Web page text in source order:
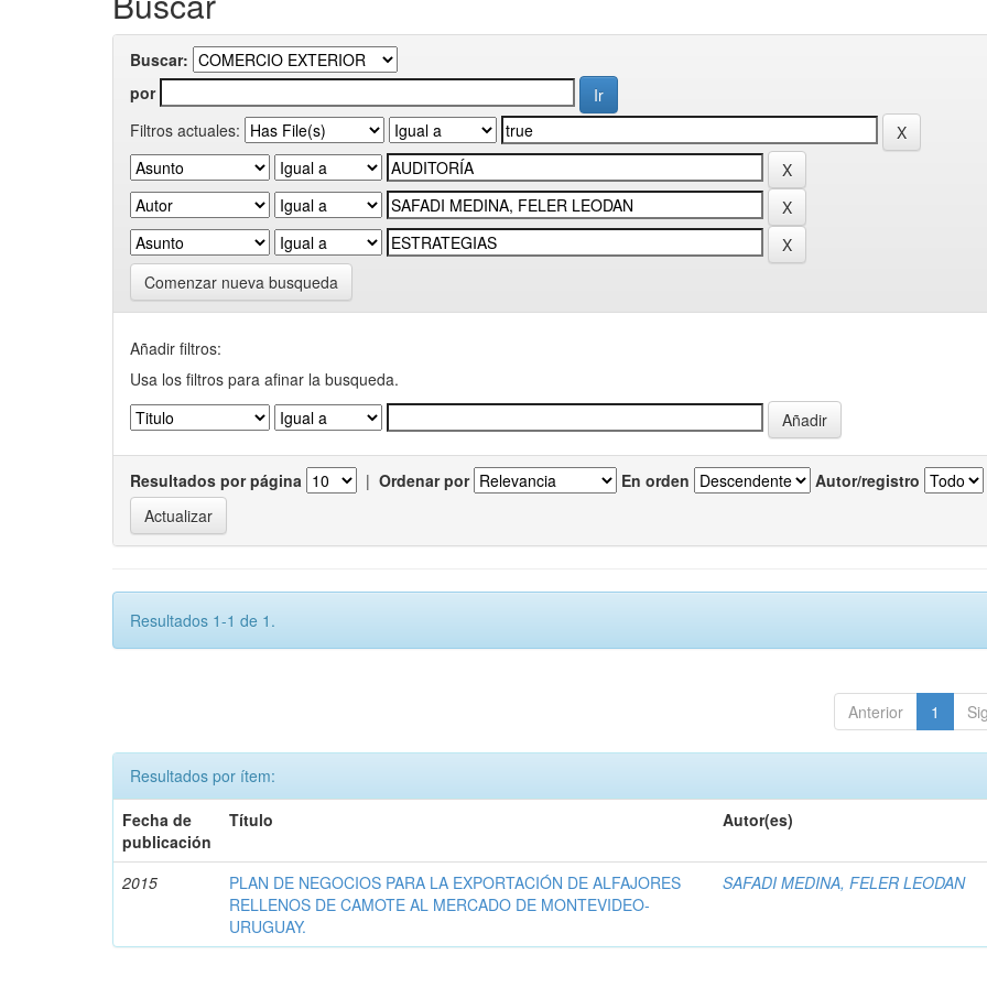
Buscar:
por
Filtros actuales:
Comenzar nueva busqueda
Añadir filtros:
Usa los filtros para afinar la busqueda.
Resultados por página | Ordenar por En orden Autor/registro
Resultados 1-1 de 1.
Anterior 1
Resultados por ítem:
Fecha de
publicación
Título Autor(es)
2015
PLAN DE NEGOCIOS PARA LA EXPORTACIÓN DE ALFAJORES
RELLENOS DE CAMOTE AL MERCADO DE MONTEVIDEO-
URUGUAY.
SAFADI MEDINA, FELER LEODAN